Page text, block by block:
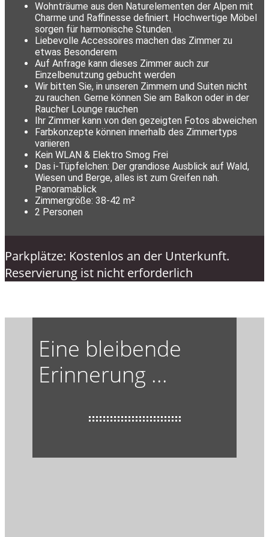
Wohnträume aus den Naturelementen der Alpen mit
Charme und Raffinesse definiert. Hochwertige Möbel
sorgen für harmonische Stunden.
Liebevolle Accessoires machen das Zimmer zu
etwas Besonderem
Auf Anfrage kann dieses Zimmer auch zur
Einzelbenutzung gebucht werden
Wir bitten Sie, in unseren Zimmern und Suiten nicht
zu rauchen. Gerne können Sie am Balkon oder in der
Raucher Lounge rauchen
Ihr Zimmer kann von den gezeigten Fotos abweichen
Farbkonzepte können innerhalb des Zimmertyps
variieren
Kein WLAN & Elektro Smog Frei
Das i-Tüpfelchen: Der grandiose Ausblick auf Wald,
Wiesen und Berge, alles ist zum Greifen nah.
Panoramablick
Zimmergröße: 38-42 m²
2 Personen
Parkplätze: Kostenlos an der Unterkunft.
Reservierung ist nicht erforderlich
Eine bleibende
Erinnerung ...